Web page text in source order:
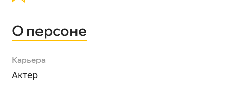
О персоне
Карьера
Актер